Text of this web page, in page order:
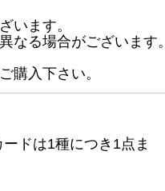
います。
なる場合がございます。
購入下さい。
ドは1種につき1点ま